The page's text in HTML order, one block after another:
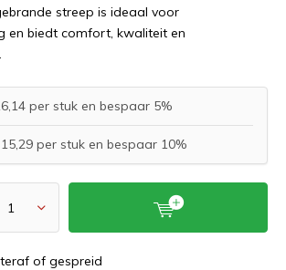
streep is ideaal voor
en biedt comfort, kwaliteit en
per stuk en bespaar 5%
per stuk en bespaar 10%
of gespreid